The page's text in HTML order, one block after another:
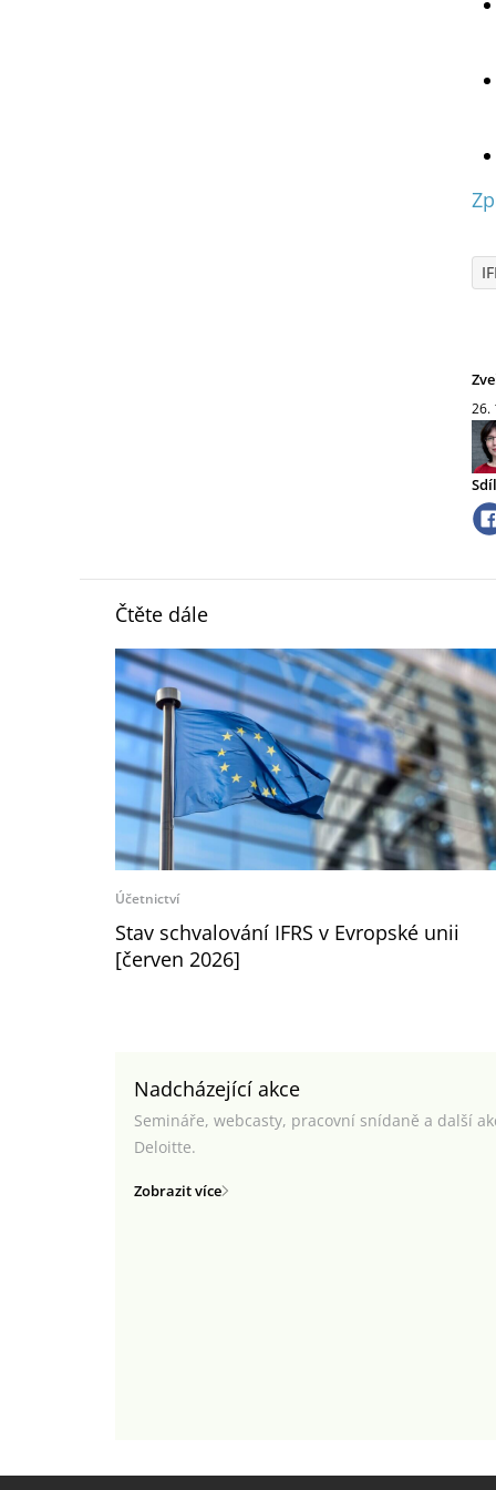
26.
Čtěte dále
Účetnictví
Stav schvalování IFRS v Evropské unii
[červen 2026]
Nadcházející akce
Semináře, webcasty, pracovní snídaně a další
Deloitte.
Zobrazit více